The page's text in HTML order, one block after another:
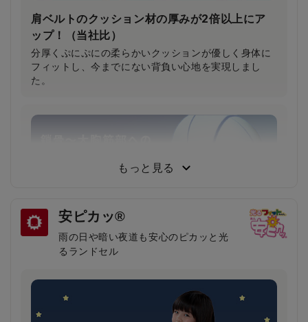
肩ベルトのクッション材の厚みが2倍以上にア
ップ！（当社比）
分厚くぷにぷにの柔らかいクッションが優しく身体に
フィットし、今までにない背負い心地を実現しまし
た。
鎖骨から大胸筋へかかる圧力が約30％軽減！
（当社比）
もっと見る
安ピカッ®
雨の日や暗い夜道も安心のピカッと光
るランドセル